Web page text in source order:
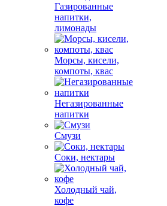
Газированные
напитки,
лимонады
Морсы, кисели,
компоты, квас
Негазированные
напитки
Смузи
Соки, нектары
Холодный чай,
кофе